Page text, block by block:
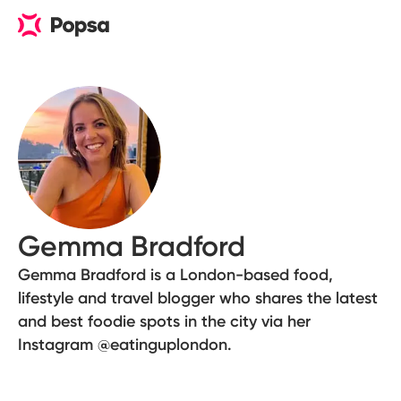
Gemma Bradford
Gemma Bradford is a London-based food,
lifestyle and travel blogger who shares the latest
and best foodie spots in the city via her
Instagram @eatinguplondon.